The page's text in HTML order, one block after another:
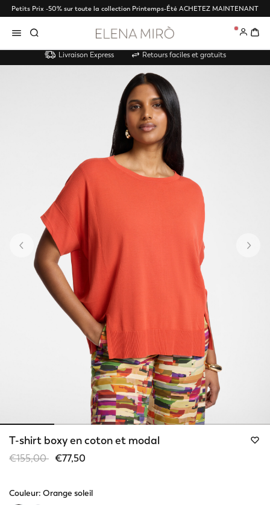
Petits Prix -50% sur toute la collection Printemps-Été ACHETEZ MAINTENANT
0
Livraison Express Retours faciles et gratuits
Précédent
T-shirt boxy en coton et modal
Price reduced from
€155,00to€77,50
Couleur: Orange soleil